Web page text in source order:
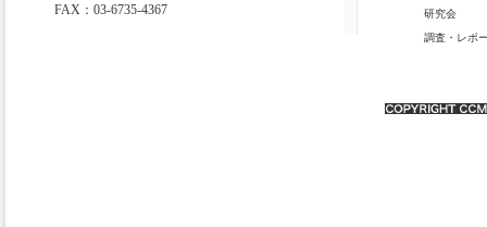
FAX：03-6735-4367
研究会
調査・レポ